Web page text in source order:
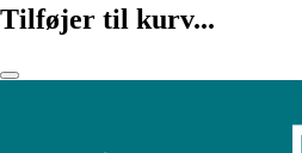
Tilføjer til kurv...